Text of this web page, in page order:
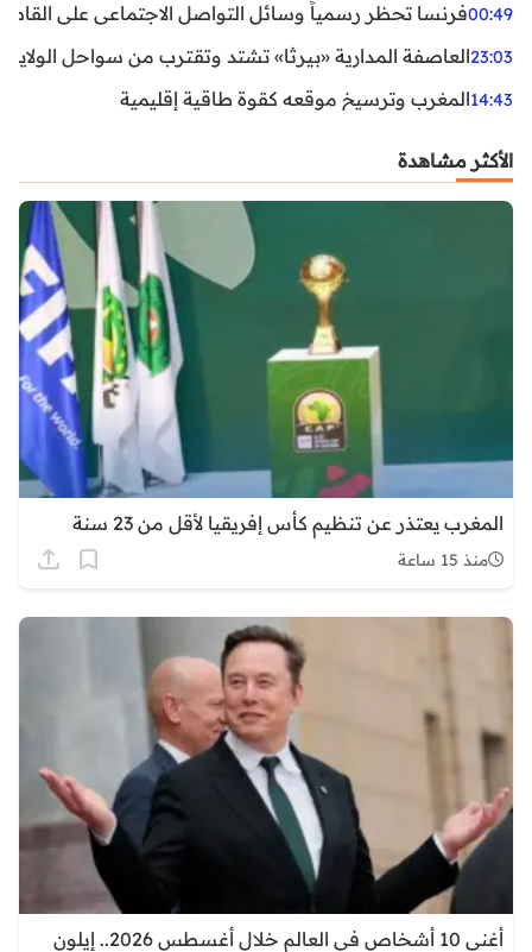
00:49فرنسا تحظر رسمياً وسائل التواصل الاجتماعي على القاصرين
23:03العاصفة المدارية «بيرثا» تشتد وتقترب من سواحل
14:43المغرب وترسيخ موقعه كقوة طاقية إقليمية
الأكثر مشاهدة
المغرب يعتذر عن تنظيم كأس إفريقيا لأقل من 23 سنة
منذ 15 ساعة
أغنى 10 أشخاص في العالم خلال أغسطس 2026.. إيلون